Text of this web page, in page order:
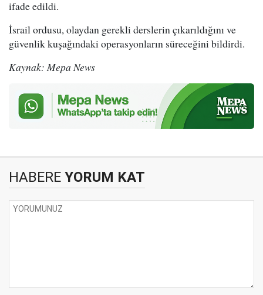
ifade edildi.
İsrail ordusu, olaydan gerekli derslerin çıkarıldığını ve
güvenlik kuşağındaki operasyonların süreceğini bildirdi.
Kaynak: Mepa News
HABERE YORUM KAT